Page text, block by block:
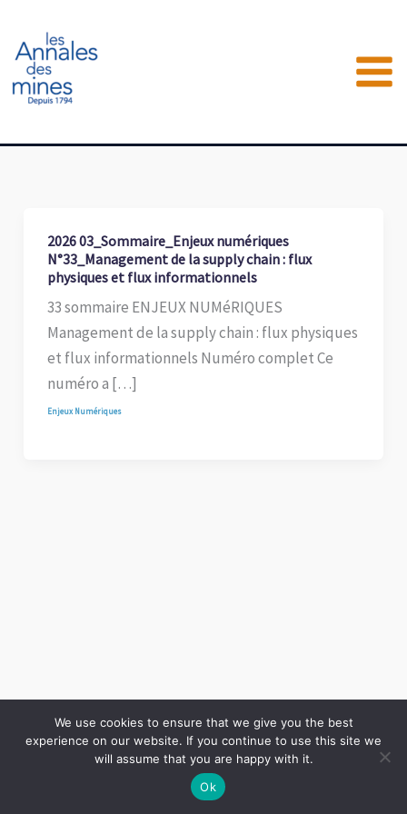
contenu
2026 03_Sommaire_Enjeux numériques
N°33_Management de la supply chain : flux
physiques et flux informationnels
33 sommaire ENJEUX NUMéRIQUES
Management de la supply chain : flux physiques
et flux informationnels Numéro complet Ce
numéro a […]
Enjeux Numériques
Copyright © 2026 LES ANNALES DES MINES | Powered by Thème WordPress Astra
We use cookies to ensure that we give you the best
experience on our website. If you continue to use this site we
will assume that you are happy with it.
Ok